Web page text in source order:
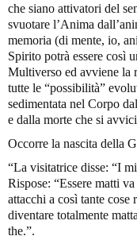
che siano attivatori del
svuotare l’Anima
memoria (di mente, io,
Spirito potrà essere così
Multiverso ed avviene la
tutte le “possibilità”
sedimentata nel Corpo
e dalla morte che si
Occorre la nascita della
“La visitatrice disse: “I
Rispose: “Essere matti
attacchi a così tante cose
diventare totalmente
the.”.